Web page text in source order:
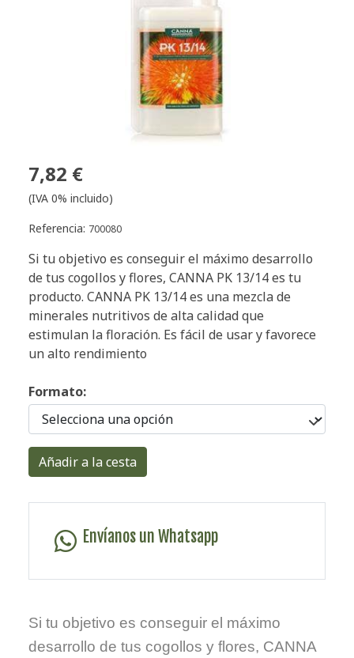
7,82 €
(IVA 0% incluido)
Referencia: 700080
Si tu objetivo es conseguir el máximo desarrollo
de tus cogollos y flores, CANNA PK 13/14 es tu
producto. CANNA PK 13/14 es una mezcla de
minerales nutritivos de alta calidad que
estimulan la floración. Es fácil de usar y favorece
un alto rendimiento
Formato:
Añadir a la cesta
Envíanos un Whatsapp
Si tu objetivo es conseguir el máximo
desarrollo de tus cogollos y flores, CANNA